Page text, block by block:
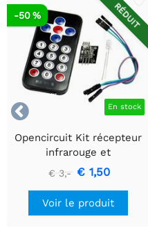

RÉDUIT
En stock
-50 %
Opencircuit Kit récepteur
infrarouge et
télécommande
€ 3,- € 1,50
Voir le produit